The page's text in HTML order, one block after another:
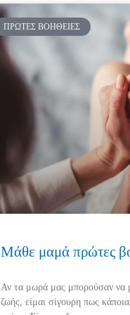
ΠΡΏΤΕΣ ΒΟΉΘΕΙΕΣ
Μάθε μαμά πρώτες
Αν τα μωρά μας μπορούσαν να
ζωής, είμαι σίγουρη πως